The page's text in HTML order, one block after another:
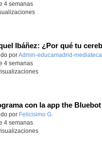
4 semanas
porAdmin-educamadrid-mediateca
4 semanas
educativo.
por Felicisimo G.
4 semanas